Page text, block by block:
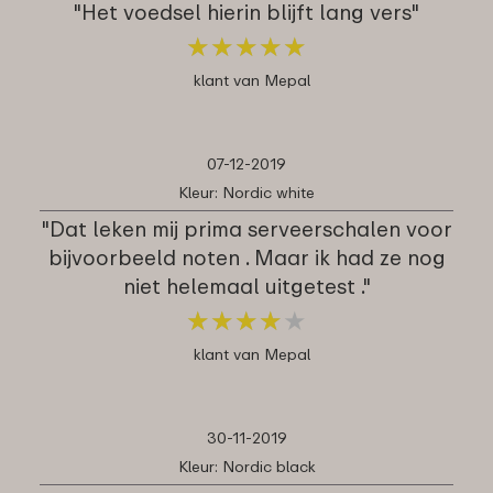
"Het voedsel hierin blijft lang vers"
★★★★★
★★★★★
klant van Mepal
07-12-2019
Kleur: Nordic white
"Dat leken mij prima serveerschalen voor
bijvoorbeeld noten . Maar ik had ze nog
niet helemaal uitgetest ."
★★★★ ★
★★★★ ★
klant van Mepal
30-11-2019
Kleur: Nordic black